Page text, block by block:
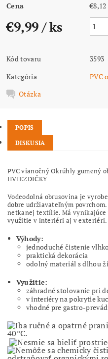
Cena
€9,99/ ks
Kód tovaru
3593
Kategória
PVC
Otázka
POPIS
DISKUSIA
PVC vianočný Okrúhly gumený
HVIEZDIČKY
Vodeodolná obrusovina je
dobre udržiavateľným
netkanej textílie. Má
využitie v interiéri aj v exteriéri.
Výhody:
jednoduché čistenie
praktická dekorácia
odolný materiál s dlhou
Využitie:
záhradné stolovanie pri
v interiéry na pokrytie
vhodné pre gastro-